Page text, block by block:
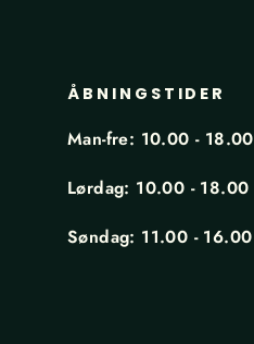
ÅBNINGSTIDER
Man-fre: 10.00 - 18.00
Lørdag: 10.00 - 18.00
Søndag: 11.00 - 16.00